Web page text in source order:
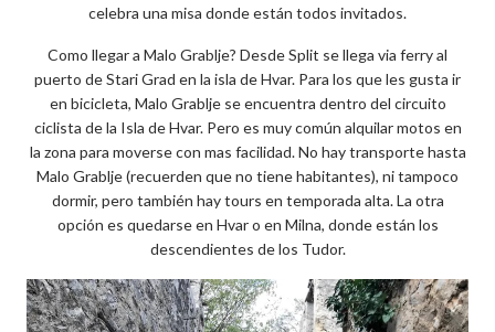
celebra una misa donde están todos invitados.
Como llegar a Malo Grablje? Desde Split se llega via ferry al
puerto de Stari Grad en la isla de Hvar. Para los que les gusta ir
en bicicleta, Malo Grablje se encuentra dentro del circuito
ciclista de la Isla de Hvar. Pero es muy común alquilar motos en
la zona para moverse con mas facilidad. No hay transporte hasta
Malo Grablje (recuerden que no tiene habitantes), ni tampoco
dormir, pero también hay tours en temporada alta. La otra
opción es quedarse en Hvar o en Milna, donde están los
descendientes de los Tudor.